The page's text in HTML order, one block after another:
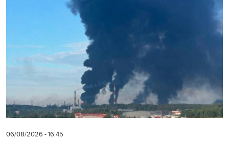
06/08/2026 - 16:45